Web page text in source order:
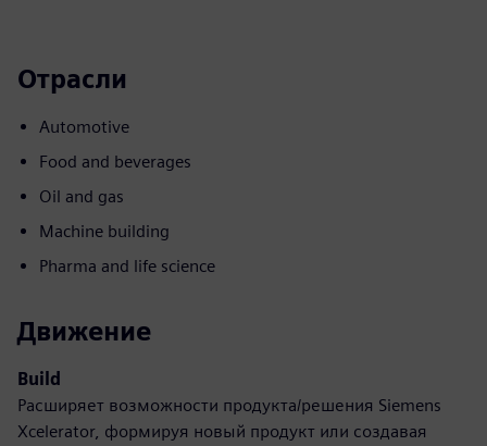
Отрасли
Automotive
Food and beverages
Oil and gas
Machine building
Pharma and life science
Движение
Build
Расширяет возможности продукта/решения Siemens
Xcelerator, формируя новый продукт или создавая